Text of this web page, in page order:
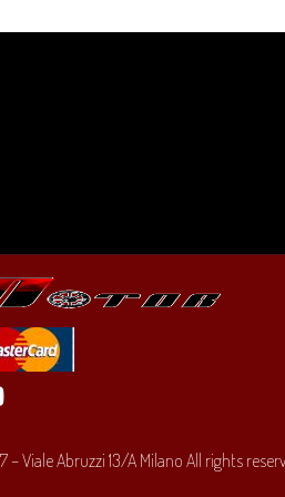
Viale Abruzzi 13/A Milano All rights